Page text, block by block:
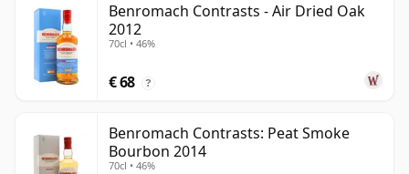
Benromach Contrasts - Air Dried Oak
2012
70cl • 46%
€ 68 ?
Benromach Contrasts: Peat Smoke
Bourbon 2014
70cl • 46%